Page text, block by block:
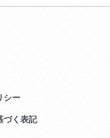
シー
づく表記